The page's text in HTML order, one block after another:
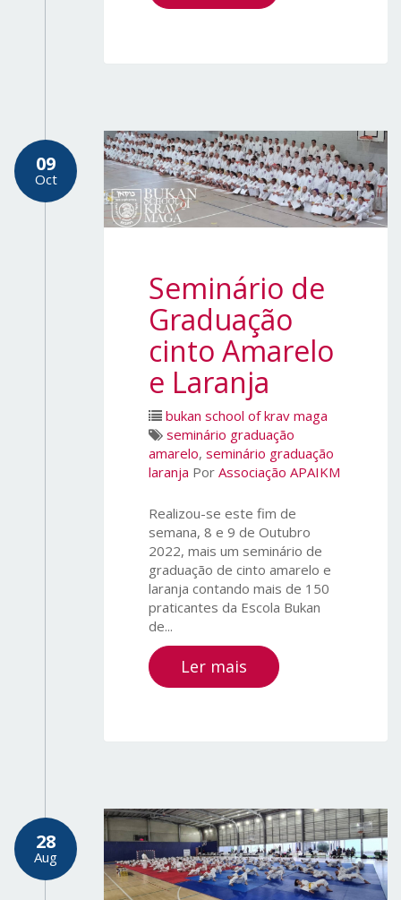
Seminário de
Graduação
cinto Amarelo
e Laranja
bukan school of krav maga
seminário graduação
amarelo, seminário graduação
laranja
09
Oct
Por Associação APAIKM
Realizou-se este fim de
semana, 8 e 9 de Outubro
2022, mais um seminário de
graduação de cinto amarelo e
laranja contando mais de 150
praticantes da Escola Bukan
de...
Ler mais
28
Aug